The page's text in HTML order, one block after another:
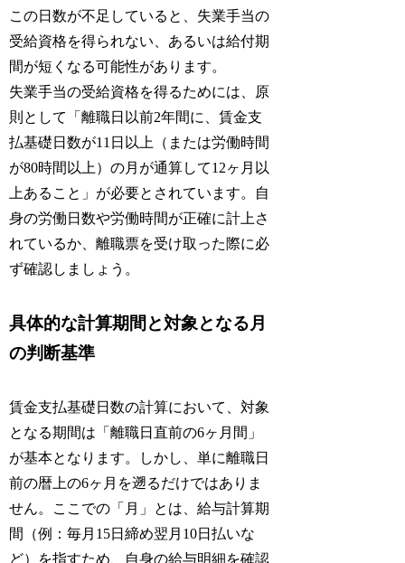
この日数が不足していると、失業手当の
受給資格を得られない、あるいは給付期
間が短くなる可能性があります。
失業手当の受給資格を得るためには、原
則として「離職日以前2年間に、賃金支
払基礎日数が11日以上（または労働時間
が80時間以上）の月が通算して12ヶ月以
上あること」が必要とされています。自
身の労働日数や労働時間が正確に計上さ
れているか、離職票を受け取った際に必
ず確認しましょう。
具体的な計算期間と対象となる月
の判断基準
賃金支払基礎日数の計算において、対象
となる期間は「離職日直前の6ヶ月間」
が基本となります。しかし、単に離職日
前の暦上の6ヶ月を遡るだけではありま
せん。ここでの「月」とは、給与計算期
間（例：毎月15日締め翌月10日払いな
ど）を指すため、自身の給与明細を確認